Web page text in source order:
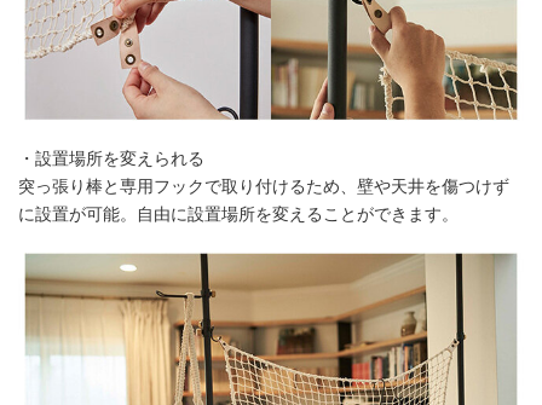
・設置場所を変えられる
突っ張り棒と専用フックで取り付けるため、壁や天井を傷つけず
に設置が可能。自由に設置場所を変えることができます。